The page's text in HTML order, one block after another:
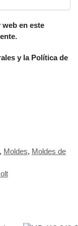
en este
y la Política de
, Moldes, Moldes de